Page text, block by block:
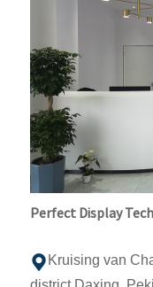
Perfect Display
Kruising van